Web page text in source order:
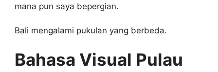
mana pun saya bepergian.
Bali mengalami pukulan yang berbeda.
Bahasa Visual Pulau